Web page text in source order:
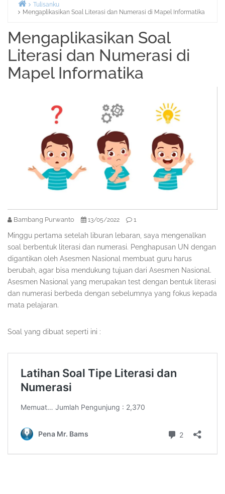
Beranda
Tulisanku
Mengaplikasikan Soal Literasi dan Numerasi di Mapel Informatika
Mengaplikasikan Soal
Literasi dan Numerasi di
Mapel Informatika
Bambang Purwanto 13/05/2022 1
Minggu pertama setelah liburan lebaran, saya mengenalkan
soal berbentuk literasi dan numerasi. Penghapusan UN dengan
digantikan oleh Asesmen Nasional membuat guru harus
berubah, agar bisa mendukung tujuan dari Asesmen Nasional.
Asesmen Nasional yang merupakan test dengan bentuk literasi
dan numerasi berbeda dengan sebelumnya yang fokus kepada
mata pelajaran.
Soal yang dibuat seperti ini :